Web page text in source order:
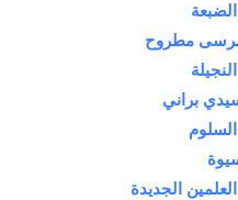
مطروح
براني
الجديدة